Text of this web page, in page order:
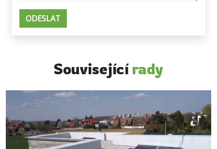
Souvisejícírady